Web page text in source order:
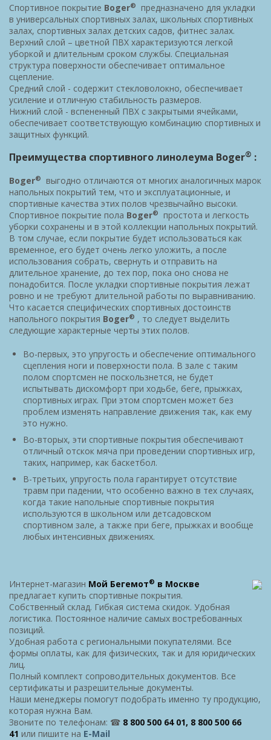
Спортивное покрытие Boger®
предназначено для укладки
в универсальных спортивных залах, школьных спортивных
залах, спортивных залах детских садов, фитнес залах.
Верхний слой – цветной ПВХ характеризуются легкой
уборкой и длительным сроком службы. Специальная
структура поверхности обеспечивает оптимальное
сцепление.
Средний слой - содержит стекловолокно, обеспечивает
усиление и отличную стабильность размеров.
Нижний слой - вспененный ПВХ с закрытыми ячейками,
обеспечивает соответствующую комбинацию спортивных и
защитных функций.
Преимущества спортивного линолеума Boger® :
Boger®
выгодно отличаются от многих аналогичных марок
напольных покрытий тем, что и эксплуатационные, и
спортивные качества этих полов чрезвычайно высоки.
Спортивное покрытие пола Boger®
простота и легкость
уборки сохранены и в этой коллекции напольных покрытий.
В том случае, если покрытие будет использоваться как
временное, его будет очень легко уложить, а после
использования собрать, свернуть и отправить на
длительное хранение, до тех пор, пока оно снова не
понадобится. После укладки спортивные покрытия лежат
ровно и не требуют длительной работы по выравниванию.
Что касается специфических спортивных достоинств
напольного покрытия Boger® , то следует выделить
следующие характерные черты этих полов.
Во-первых, это упругость и обеспечение оптимального
сцепления ноги и поверхности пола. В зале с таким
полом спортсмен не поскользнется, не будет
испытывать дискомфорт при ходьбе, беге, прыжках,
спортивных играх. При этом спортсмен может без
проблем изменять направление движения так, как ему
это нужно.
Во-вторых, эти спортивные покрытия обеспечивают
отличный отскок мяча при проведении спортивных игр,
таких, например, как баскетбол.
В-третьих, упругость пола гарантирует отсутствие
травм при падении, что особенно важно в тех случаях,
когда такие напольные спортивные покрытия
используются в школьном или детсадовском
спортивном зале, а также при беге, прыжках и вообще
любых интенсивных движениях.
Интернет-магазин Мой Бегемот® в Москве
предлагает купить спортивные покрытия.
Собственный склад. Гибкая система скидок. Удобная
логистика. Постоянное наличие самых востребованных
позиций.
Удобная работа с региональными покупателями. Все
формы оплаты, как для физических, так и для юридических
лиц.
Полный комплект сопроводительных документов. Все
сертификаты и разрешительные документы.
Наши менеджеры помогут подобрать именно ту продукцию,
которая нужна Вам.
Звоните по телефонам: ☎ 8 800 500 64 01, 8 800 500 66
41 или пишите на E-Mail